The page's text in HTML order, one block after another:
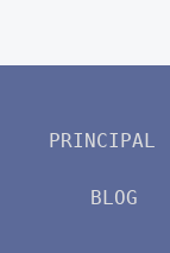
PRINCIPAL
BLOG